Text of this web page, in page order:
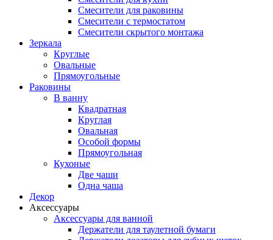
Смесители для раковины
Смесители с термостатом
Смесители скрытого монтажа
Зеркала
Круглые
Овальные
Прямоугольные
Раковины
В ванну
Квадратная
Круглая
Овальная
Особой формы
Прямоугольная
Кухоные
Две чаши
Одна чаша
Декор
Аксессуары
Аксессуары для ванной
Держатели для таулетной бумаги